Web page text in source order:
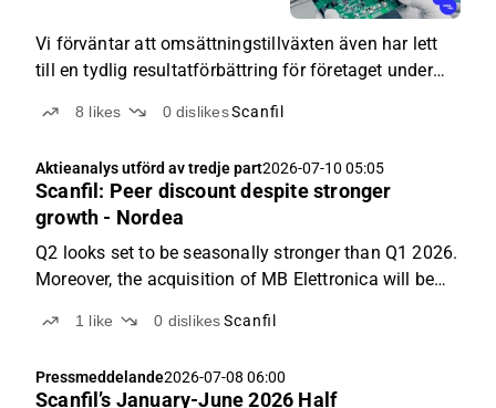
Vi förväntar att omsättningstillväxten även har lett
till en tydlig resultatförbättring för företaget under
upprepa sin guidning.
8 likes 0 dislikesScanfil
Aktieanalys utförd av tredje part2026-07-10 05:05
Scanfil: Peer discount despite stronger
growth - Nordea
Q2 looks set to be seasonally stronger than Q1 2026.
Moreover, the acquisition of MB Elettronica will be
repeat its full-year 2026 guidance, and risks related
1 like 0 dislikesScanfil
Pressmeddelande2026-07-08 06:00
Scanfil’s January-June 2026 Half